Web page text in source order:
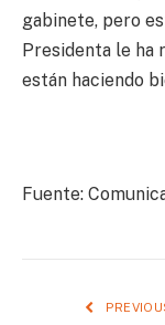
gabinete, pero
Presidenta le ha
están haciendo
Fuente: